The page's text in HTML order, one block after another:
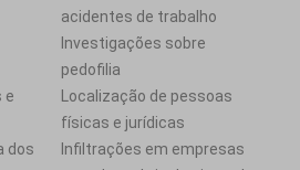
acidentes de trabalho
Investigações sobre
pedofilia
e
Localização de pessoas
físicas e jurídicas
dos
Infiltrações em empresas